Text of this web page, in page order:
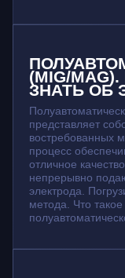
(MIG/
ЗНАТЬ ОБ
представляет
востребованных
процесс
отличное
непрерывно
электрода.
метода. Что